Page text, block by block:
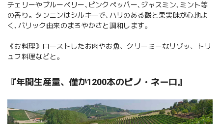
チェリーやブルーベリー､ピンクペッパー､ジャスミン､ミント等
の香り。タンニンはシルキーで､ハリのある酸と果実味が心地よ
く､バリック由来のまろやかさと調和します。
《お料理》ローストしたお肉やお魚、クリーミーなリゾッ、トリ
ュフ料理などと。
『年間生産量、僅か1200本のピノ・ネーロ』